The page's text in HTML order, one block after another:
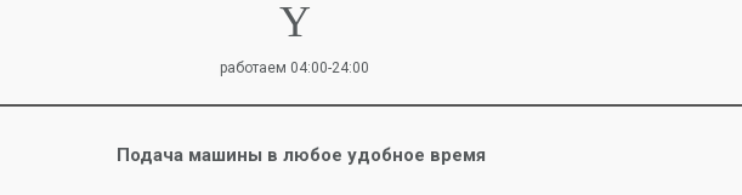
работаем 04:00-24:00
Подача машины в любое удобное время